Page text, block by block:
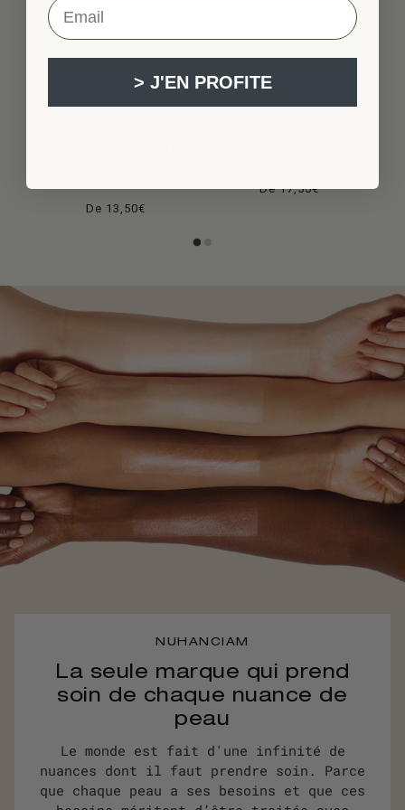
De 13,50€
De 17,50€
La seule marque qui prend
soin de chaque nuance de
peau
NUHANCIAM
Le monde est fait d'une infinité de
nuances dont il faut prendre soin. Parce
que chaque peau a ses besoins et que ces
> J'EN PROFITE